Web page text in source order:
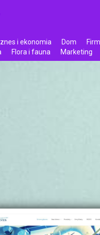
i ekonomia Dom
Flora i fauna Marketing